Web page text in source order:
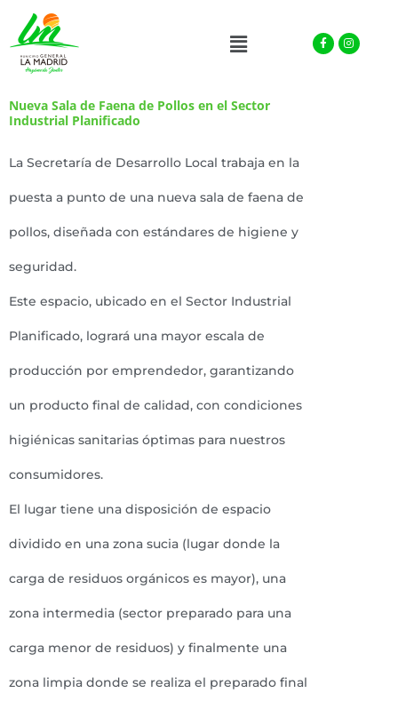
Menu Facebook-
f
Instagram
Nueva Sala de Faena de Pollos en el Sector
Industrial Planificado
La Secretaría de Desarrollo Local trabaja en la
puesta a punto de una nueva sala de faena de
pollos, diseñada con estándares de higiene y
seguridad.
Este espacio, ubicado en el Sector Industrial
Planificado, logrará una mayor escala de
producción por emprendedor, garantizando
un producto final de calidad, con condiciones
higiénicas sanitarias óptimas para nuestros
consumidores.
El lugar tiene una disposición de espacio
dividido en una zona sucia (lugar donde la
carga de residuos orgánicos es mayor), una
zona intermedia (sector preparado para una
carga menor de residuos) y finalmente una
zona limpia donde se realiza el preparado final